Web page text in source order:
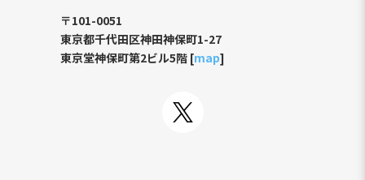
〒101-0051
東京都千代田区神田神保町1-27
東京堂神保町第2ビル5階 [map]